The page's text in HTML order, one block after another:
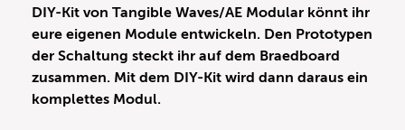
DIY-Kit von Tangible Waves/AE Modular könnt ihr
eure eigenen Module entwickeln. Den Prototypen
der Schaltung steckt ihr auf dem Braedboard
zusammen. Mit dem DIY-Kit wird dann daraus ein
komplettes Modul.